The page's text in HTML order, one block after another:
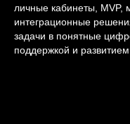
личные кабинеты,
интеграционные
задачи в понятные
поддержкой и развитием.